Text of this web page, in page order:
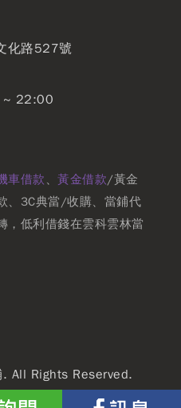
化路527號
22:00
車借款 、 黃金借款/黃金
、3C典當/收購、當鋪代
，低利借錢在雲科雲林當
All Rights Reserved.